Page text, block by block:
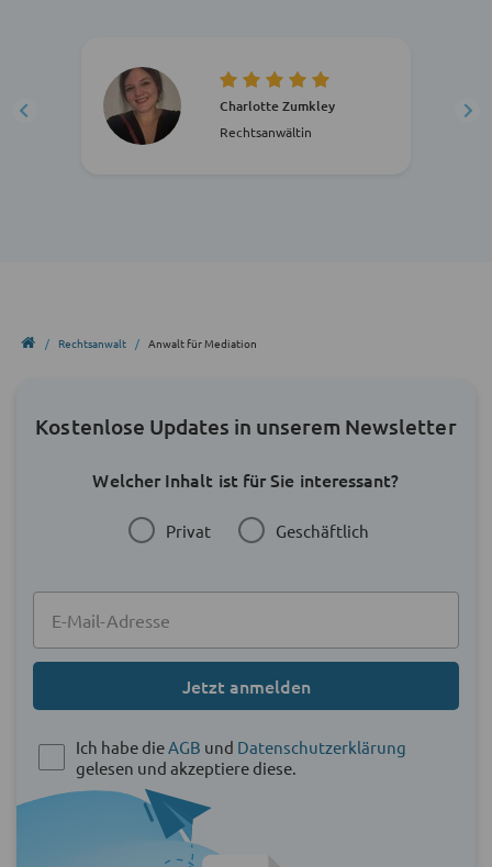
Charlotte Zumkley
Rechtsanwältin
Rechtsanwalt Anwalt für Mediation
Kostenlose Updates in unserem Newsletter
Welcher Inhalt ist für Sie interessant?
Privat Geschäftlich
Jetzt anmelden
Ich habe dieAGB und Datenschutzerklärung
gelesen und akzeptiere diese.